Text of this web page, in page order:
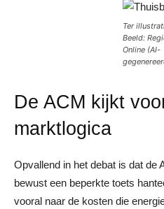
Ter
Beeld:
Online (AI-
De ACM kijkt
marktlogica
Opvallend in het debat is dat de
bewust een beperkte toets
vooral naar de kosten die